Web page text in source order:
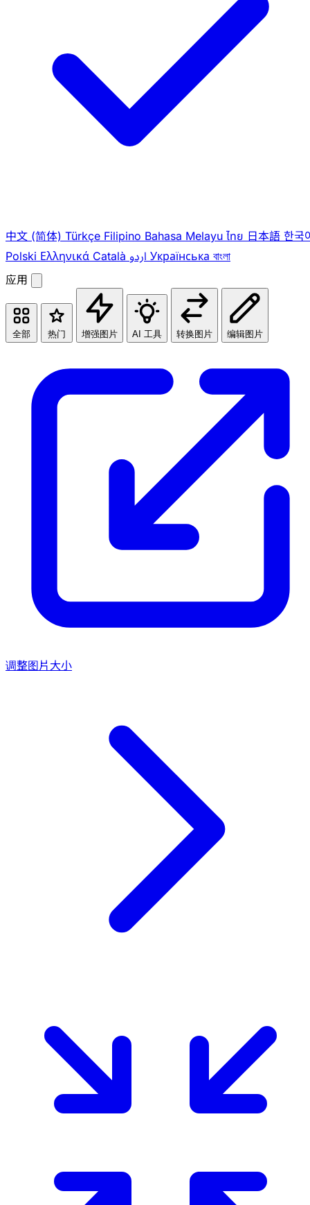
中文 (简体) Türkçe Filipino Bahasa Melayu ไทย 日本語 한국
Polski Ελληνικά Català Українська বাংলা
应用
全部 热门 增强图片 AI 工具 转换图片 编辑图片
调整图片大小